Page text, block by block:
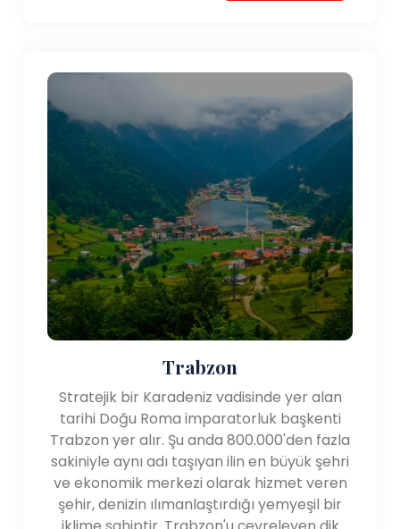
Trabzon
Stratejik bir Karadeniz vadisinde yer alan
tarihi Doğu Roma imparatorluk başkenti
Trabzon yer alır. Şu anda 800.000'den fazla
sakiniyle aynı adı taşıyan ilin en büyük şehri
ve ekonomik merkezi olarak hizmet veren
şehir, denizin ılımanlaştırdığı yemyeşil bir